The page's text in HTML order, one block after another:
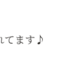
てます♪